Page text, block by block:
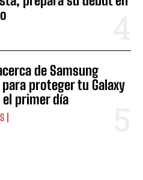
de Samsung
para proteger tu Galaxy
el primer día